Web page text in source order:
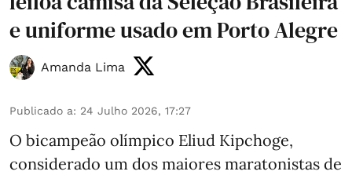
e uniforme usado em Porto Alegre
Amanda Lima
Publicado a: 24 Julho 2026, 17:27
O bicampeão olímpico Eliud Kipchoge,
considerado um dos maiores maratonistas de